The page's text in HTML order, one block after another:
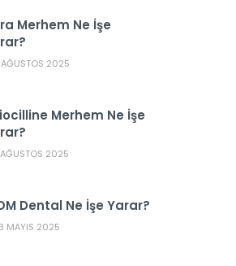
Merhem Ne İşe
2025
Merhem Ne İşe
2025
Dental Ne İşe Yarar?
MAYIS 2025